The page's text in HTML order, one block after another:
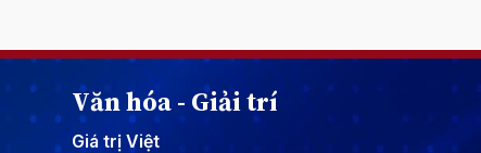
Văn hóa - Giải trí
Giá trị Việt